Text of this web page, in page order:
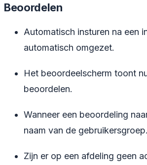
Beoordelen
Automatisch insturen na een
automatisch omgezet.
Het beoordeelscherm toont
beoordelen.
Wanneer een beoordeling
naam van de gebruikersgroep.
Zijn er op een afdeling geen